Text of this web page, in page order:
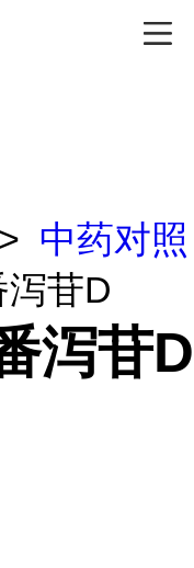
> 中药对照
苷D
泻苷D